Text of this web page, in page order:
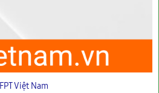
FPT Việt Nam